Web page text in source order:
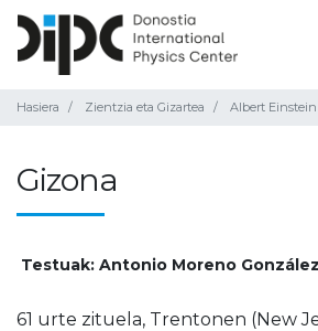
Hasiera Zientzia eta Gizartea Albert Einstein
Gizona
Testuak: Antonio Moreno
61 urte zituela, Trentonen (New